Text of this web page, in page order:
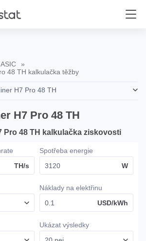
»
48 TH kalkulačka těžby
H7 Pro 48 TH
Pro 48 TH kalkulačka ziskovosti
TH/s
Spotřeba energie
W
Náklady na elektřinu
USD/kWh
Ukázat výsledky